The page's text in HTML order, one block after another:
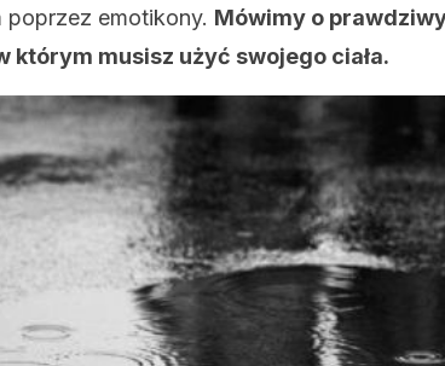
poprzez emotikony. Mówimy o
którym musisz użyć swojego ciała.